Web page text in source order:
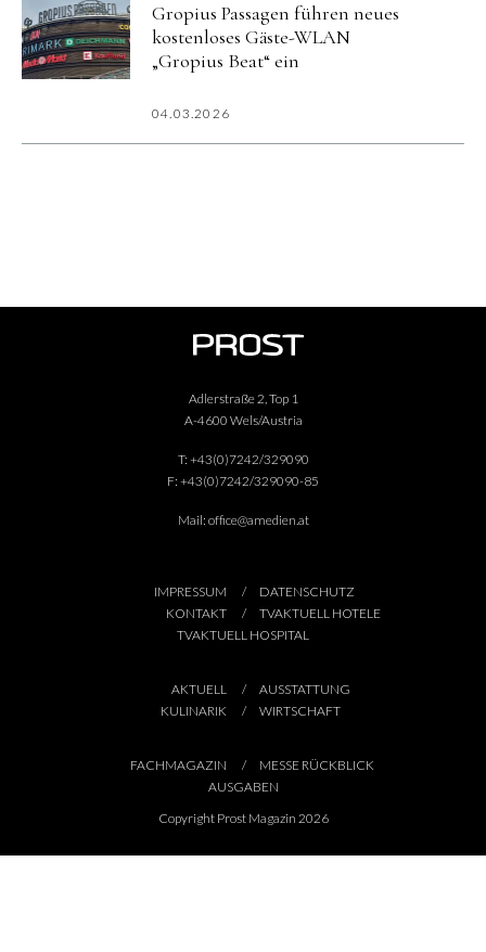
Gropius Passagen führen neues
kostenloses Gäste-WLAN
„Gropius Beat“ ein
04.03.2026
Adlerstraße 2, Top 1
A-4600 Wels/Austria
T: +43(0)7242/329090
F: +43(0)7242/329090-85
Mail: office@amedien.at
IMPRESSUM
DATENSCHUTZ
KONTAKT
TVAKTUELL HOTELE
TVAKTUELL HOSPITAL
AKTUELL
AUSSTATTUNG
KULINARIK
WIRTSCHAFT
FACHMAGAZIN
MESSE RÜCKBLICK
AUSGABEN
Copyright Prost Magazin 2026